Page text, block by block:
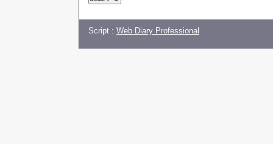
Script : Web Diary Professional